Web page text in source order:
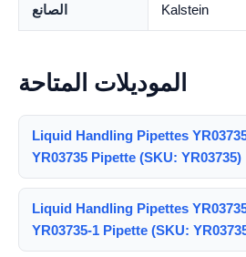
الصانع Kalstein
الموديلات المتاحة
Liquid Handling Pipettes
YR03735 Pipette (SKU: YR03735)
Liquid Handling Pipettes
YR03735-1 Pipette (SKU: